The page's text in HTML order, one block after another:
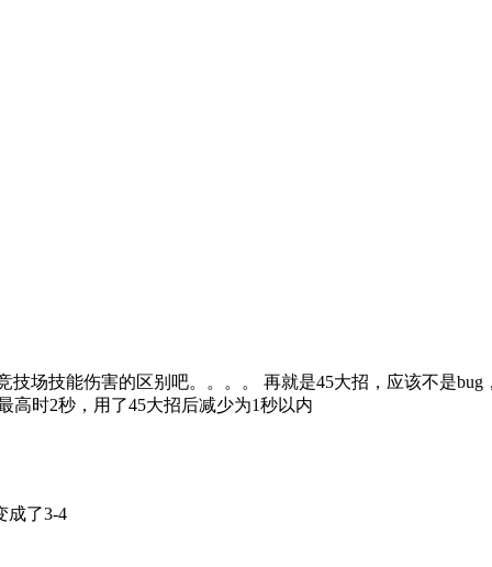
场技能伤害的区别吧。。。。 再就是45大招，应该不是
高时2秒，用了45大招后减少为1秒以内
成了3-4